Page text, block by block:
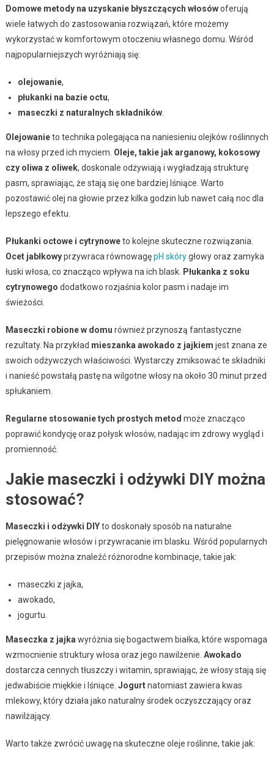
Domowe metody na uzyskanie błyszczących włosówoferują
wiele łatwych do zastosowania rozwiązań, które możemy
wykorzystać w komfortowym otoczeniu własnego domu. Wśród
najpopularniejszych wyróżniają się:
olejowanie,
płukanki na bazie octu,
maseczki z naturalnych składników.
Olejowanieto technika polegająca na naniesieniu olejków roślinnych
na włosy przed ich myciem. Oleje, takie jak arganowy, kokosowy
czy oliwa z oliwek, doskonale odżywiają i wygładzają strukturę
pasm, sprawiając, że stają się one bardziej lśniące. Warto
pozostawić olej na głowie przez kilka godzin lub nawet całą noc dla
lepszego efektu.
Płukanki octowe i cytrynoweto kolejne skuteczne rozwiązania.
Ocet jabłkowyprzywraca równowagępH skórygłowy oraz zamyka
łuski włosa, co znacząco wpływa na ich blask. Płukanka z soku
cytrynowego dodatkowo rozjaśnia kolor pasm i nadaje im
świeżości.
Maseczki robione w domu również przynoszą fantastyczne
rezultaty. Na przykład mieszanka awokado z jajkiem jest znana ze
swoich odżywczych właściwości. Wystarczy zmiksować te składniki
i nanieść powstałą pastę na wilgotne włosy na około 30 minut przed
spłukaniem.
Regularne stosowanie tych prostych metod może znacząco
poprawić kondycję oraz połysk włosów, nadając im zdrowy wygląd i
promienność.
Jakie maseczki i odżywki DIY można
stosować?
Maseczki i odżywki DIYto doskonały sposób na naturalne
pielęgnowanie włosów i przywracanie im blasku. Wśród popularnych
przepisów można znaleźć różnorodne kombinacje, takie jak:
maseczki z jajka,
awokado,
jogurtu.
Maseczka z jajka wyróżnia się bogactwem białka, które wspomaga
wzmocnienie struktury włosa oraz jego nawilżenie. Awokado
dostarcza cennych tłuszczy i witamin, sprawiając, że włosy stają się
jedwabiście miękkie i lśniące. Jogurtnatomiast zawiera kwas
mlekowy, który działa jako naturalny środek oczyszczający oraz
nawilżający.
Warto także zwrócić uwagę na skuteczne oleje roślinne, takie jak: